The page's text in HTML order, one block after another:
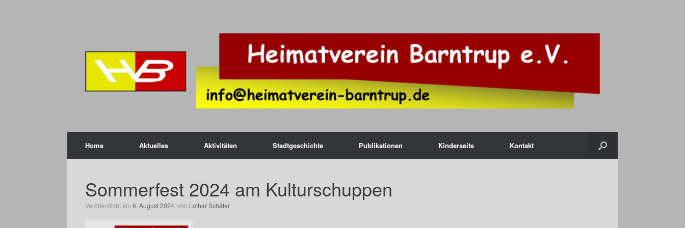
Home Aktuelles Aktivitäten Stadtgeschichte Publikationen Kinderseite Kontakt
Sommerfest 2024 am Kulturschuppen
Veröffentlicht am 6. August 2024 von Lothar Schäfer